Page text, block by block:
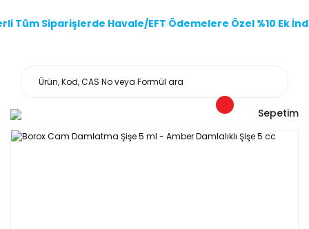
Tüm Siparişlerde Havale/EFT Ödemelere Özel %10 Ek
Sepetim